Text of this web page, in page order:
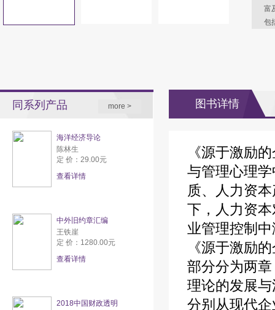
富
包
同系列产品 more >
海洋经济导论
陈林生
定 价：29.00元
查看详情
中外旧约章汇编
王铁崖
定 价：1280.00元
查看详情
2018中国财政透明
图书详情
《源于激励
与管理心理
质、人力资
下，人力资
业管理控制
《源于激励
部分分为两
理论的发展
分别从现代